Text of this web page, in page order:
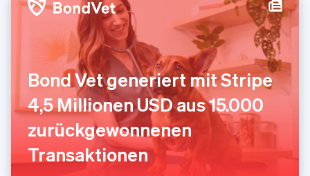
Bond Vet generiert mit Stripe
4,5 Millionen USD aus 15.000
zurückgewonnenen
Transaktionen
EnglishSvenska
Frankreich
FrançaisEnglish
Gibraltar
English
Griechenland
English
Indien
English
Irland
English